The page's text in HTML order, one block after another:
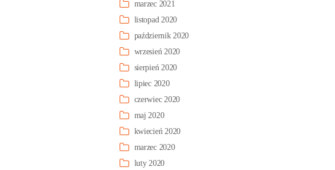
marzec 2021
listopad 2020
październik 2020
wrzesień 2020
sierpień 2020
lipiec 2020
czerwiec 2020
maj 2020
kwiecień 2020
marzec 2020
luty 2020